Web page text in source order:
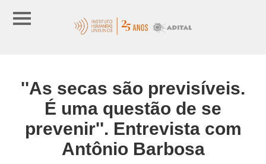
''As secas são previsíveis.
É uma questão de se
prevenir''. Entrevista com
Antônio Barbosa